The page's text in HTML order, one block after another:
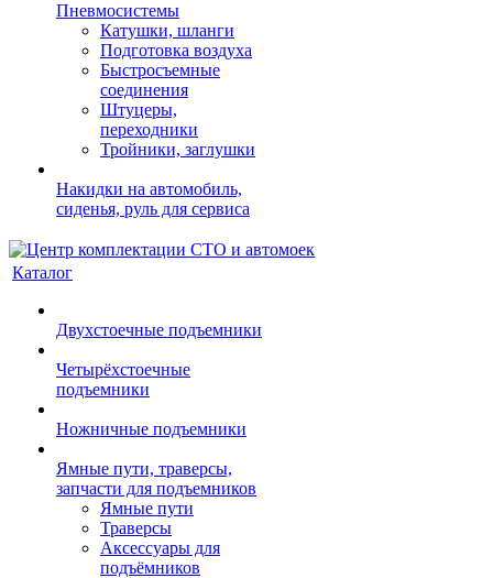
Пневмосистемы
Катушки, шланги
Подготовка воздуха
Быстросъемные
соединения
Штуцеры,
переходники
Тройники, заглушки
Накидки на автомобиль,
сиденья, руль для сервиса
Каталог
Двухстоечные подъемники
Четырёхстоечные
подъемники
Ножничные подъемники
Ямные пути, траверсы,
запчасти для подъемников
Ямные пути
Траверсы
Аксессуары для
подъёмников